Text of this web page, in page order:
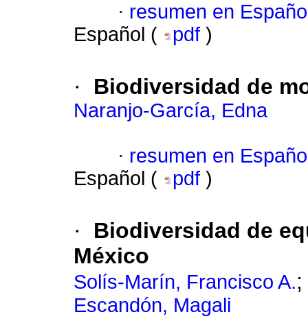
· resumen en
Español (
pdf )
· Biodiversidad de
Naranjo-García, Edna
· resumen en
Español (
pdf )
·
Biodiversidad de
México
Solís-Marín, Francisco A.;
Escandón, Magali